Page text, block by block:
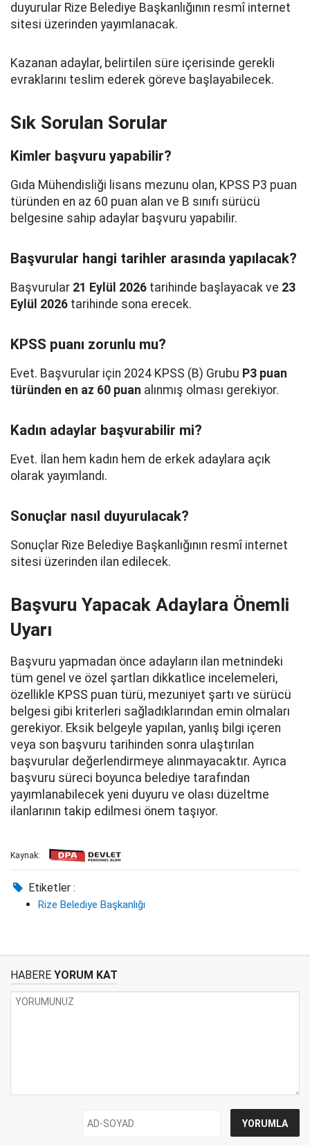
duyurular Rize Belediye Başkanlığının resmî internet
sitesi üzerinden yayımlanacak.
Kazanan adaylar, belirtilen süre içerisinde gerekli
evraklarını teslim ederek göreve başlayabilecek.
Sık Sorulan Sorular
Kimler başvuru yapabilir?
Gıda Mühendisliği lisans mezunu olan, KPSS P3 puan
türünden en az 60 puan alan ve B sınıfı sürücü
belgesine sahip adaylar başvuru yapabilir.
Başvurular hangi tarihler arasında yapılacak?
Başvurular 21 Eylül 2026 tarihinde başlayacak ve 23
Eylül 2026 tarihinde sona erecek.
KPSS puanı zorunlu mu?
Evet. Başvurular için 2024 KPSS (B) Grubu P3 puan
türünden en az 60 puan alınmış olması gerekiyor.
Kadın adaylar başvurabilir mi?
Evet. İlan hem kadın hem de erkek adaylara açık
olarak yayımlandı.
Sonuçlar nasıl duyurulacak?
Sonuçlar Rize Belediye Başkanlığının resmî internet
sitesi üzerinden ilan edilecek.
Başvuru Yapacak Adaylara Önemli
Uyarı
Başvuru yapmadan önce adayların ilan metnindeki
tüm genel ve özel şartları dikkatlice incelemeleri,
özellikle KPSS puan türü, mezuniyet şartı ve sürücü
belgesi gibi kriterleri sağladıklarından emin olmaları
gerekiyor. Eksik belgeyle yapılan, yanlış bilgi içeren
veya son başvuru tarihinden sonra ulaştırılan
başvurular değerlendirmeye alınmayacaktır. Ayrıca
başvuru süreci boyunca belediye tarafından
yayımlanabilecek yeni duyuru ve olası düzeltme
ilanlarının takip edilmesi önem taşıyor.
Kaynak:
Etiketler :
Rize Belediye Başkanlığı
HABERE YORUM KAT